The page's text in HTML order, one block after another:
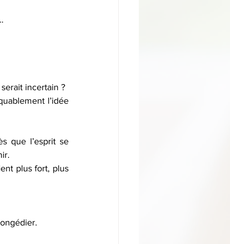
incertain ?
l’idée
que l’esprit se
plus fort, plus